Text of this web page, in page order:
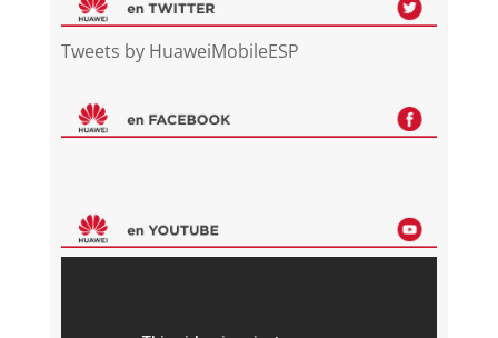
Tweets by HuaweiMobileESP